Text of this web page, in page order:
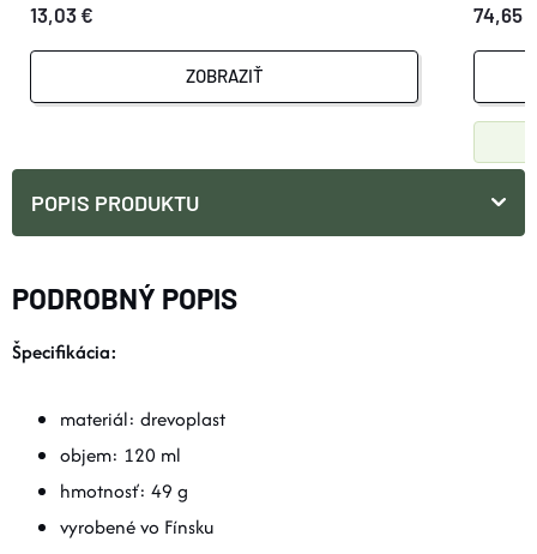
13,03 €
ZOBRAZIŤ
74,65
POPIS PRODUKTU
PODROBNÝ POPIS
Špecifikácia:
materiál: drevoplast
objem: 120 ml
hmotnosť: 49 g
vyrobené vo Fínsku